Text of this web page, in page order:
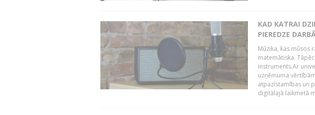
KAD KATRAI
PIEREDZE
Mūzika, kas mūsos
matemātiska.
instruments.Ar
uzņēmuma
atpazīstamības un
digitālajā laikmetā